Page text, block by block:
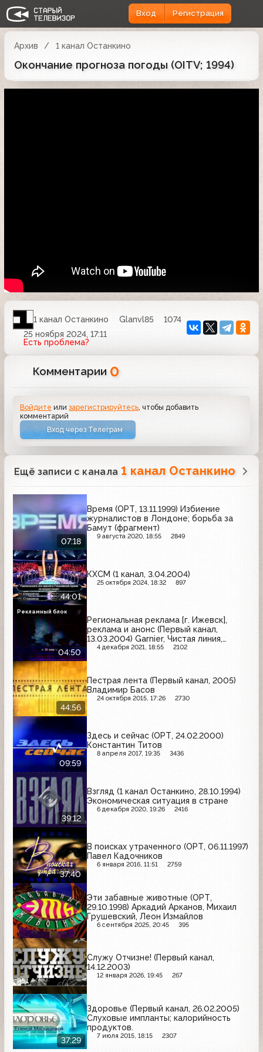
Вход Регистрация
Архив 1 канал Останкино
Окончание прогноза погоды (OITV; 1994)
1 канал Останкино Glanvl85
1074
25 ноября 2024, 17:11
Есть проблема?
Комментарии 0
Войдите илизарегистрируйтесь , чтобы добавить
комментарий
Вход через Телеграм
Ещё записи с канала 1 канал Останкино
07:18
Время (ОРТ, 13.11.1999) Избиение
журналистов в Лондоне; борьба за
Бамут (фрагмент)
9 августа 2020, 18:55 2849
44:01
КХСМ (1 канал, 3.04.2004)
25 октября 2024, 18:32 897
04:50
Региональная реклама [г. Ижевск],
реклама и анонс (Первый канал,
13.03.2004) Garnier, Чистая линия,
Роллтон, Dove, Tchibo, Выборы-2004
4 декабря 2021, 18:55 2102
Рекламный блок
44:56
Пестрая лента (Первый канал, 2005)
Владимир Басов
24 октября 2015, 17:26 2730
09:59
Здесь и сейчас (ОРТ, 24.02.2000)
Константин Титов
8 апреля 2017, 19:35 3436
39:12
Взгляд (1 канал Останкино, 28.10.1994)
Экономическая ситуация в стране
6 декабря 2020, 19:26 2416
37:40
В поисках утраченного (ОРТ, 06.11.1997)
Павел Кадочников
6 января 2016, 11:51 2759
Эти забавные животные (ОРТ,
29.10.1998) Аркадий Арканов, Михаил
Грушевский, Леон Измайлов
6 сентября 2025, 20:45 395
Служу Отчизне! (Первый канал,
14.12.2003)
12 января 2026, 19:45 267
37:29
Здоровье (Первый канал, 26.02.2005)
Слуховые импланты; калорийность
продуктов.
7 июля 2015, 18:15 2307